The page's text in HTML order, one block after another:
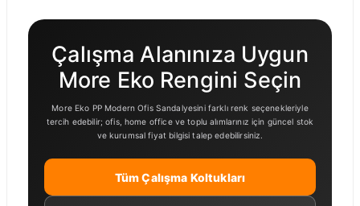
Çalışma Alanınıza Uygun
More Eko Rengini Seçin
More Eko PP Modern Ofis Sandalyesini farklı renk seçenekleriyle
tercih edebilir; ofis, home office ve toplu alımlarınız için güncel stok
ve kurumsal fiyat bilgisi talep edebilirsiniz.
Tüm Çalışma Koltukları